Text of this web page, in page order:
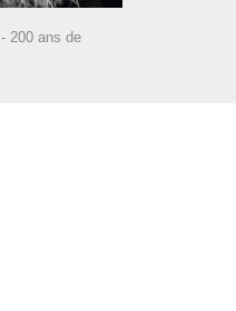
200 ans de